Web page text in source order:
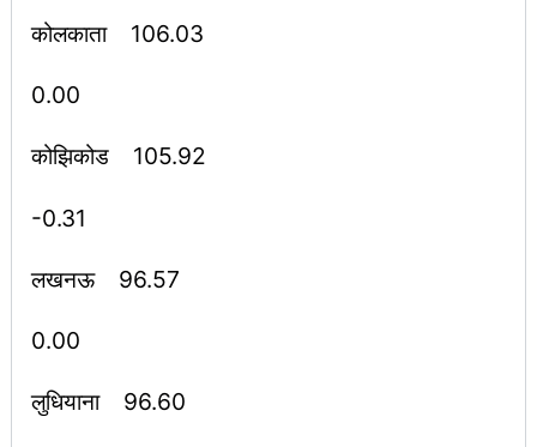
कोलकाता 106.03
0.00
कोझिकोड 105.92
-0.31
लखनऊ 96.57
0.00
लुधियाना 96.60